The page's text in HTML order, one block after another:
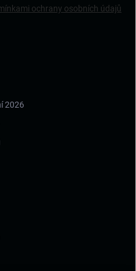
ochrany osobních údajů
2026